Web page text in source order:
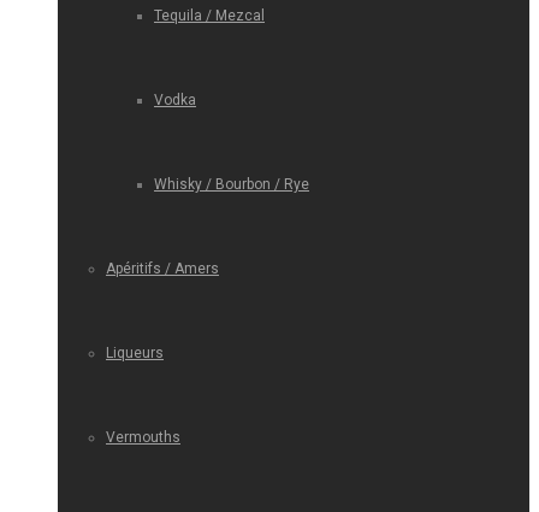
Tequila / Mezcal
Vodka
Whisky / Bourbon / Rye
Apéritifs / Amers
Liqueurs
Vermouths